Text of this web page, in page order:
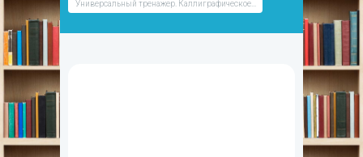
Универсальный тренажер. Каллиграфическое...